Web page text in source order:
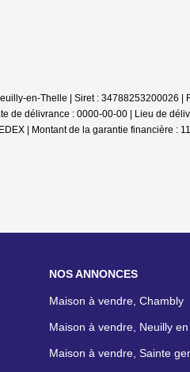
en-Thelle | Siret : 34788253200026 |
de délivrance : 0000-00-00 | Lieu de
| Montant de la garantie financière :
NOS ANNONCES
Maison à vendre, Chambly
Maison à vendre, Neuilly
Maison à vendre, Sainte